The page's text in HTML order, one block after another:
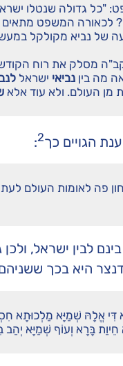
גדולה שנטלו
לכאורה המשפט
של נביא מקולקל
מסלק את רוח
מה בין נביאי ישראל
מן העולם. ולא עוד אלא
הגויים כך2
:
פה לאומות העולם
לבין ישראל,
היא בכך
אֱלָהּ שְׁמַיָּא מַלְכוּתָא
חֵיוַת בָּרָא וְעוֹף שְׁמַיָּא